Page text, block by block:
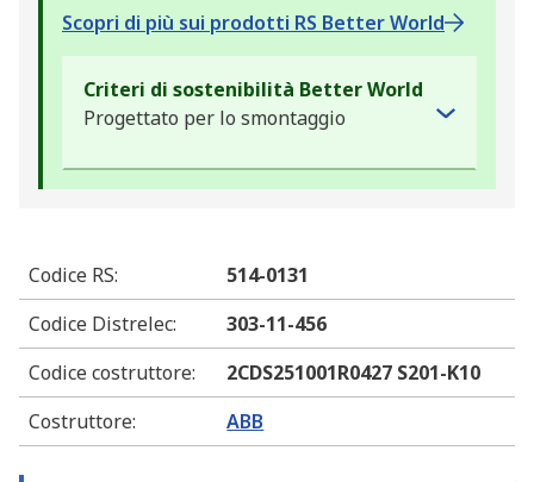
Scopri di più sui prodotti RS Better World
Criteri di sostenibilità Better World
Progettato per lo smontaggio
Codice RS:
514-0131
Codice Distrelec:
303-11-456
Codice costruttore:
2CDS251001R0427 S201-K10
Costruttore: ABB